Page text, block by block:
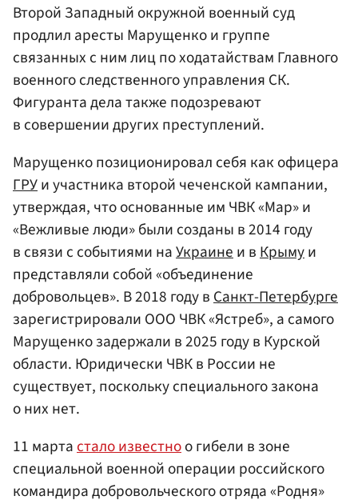
Второй Западный окружной военный суд
продлил аресты Марущенко и группе
связанных с ним лиц по ходатайствам Главного
военного следственного управления СК.
Фигуранта дела также подозревают
в совершении других преступлений.
Марущенко позиционировал себя как офицера
ГРУи участника второй чеченской кампании,
утверждая, что основанные им ЧВК «Мар» и
«Вежливые люди» были созданы в 2014 году
в связи с событиями наУкраинеи вКрымуи
представляли собой «объединение
добровольцев». В 2018 году вСанкт-Петербурге
зарегистрировали ООО ЧВК «Ястреб», а самого
Марущенко задержали в 2025 году в Курской
области. Юридически ЧВК в России не
существует, поскольку специального закона
о них нет.
11 мартастало известноо гибели в зоне
специальной военной операции российского
командира добровольческого отряда «Родня»